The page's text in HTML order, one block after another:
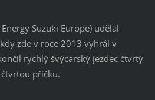
Suzuki Europe) udělal
zde v roce 2013 vyhrál v
rychlý švýcarský jezdec čtvrtý
příčku.